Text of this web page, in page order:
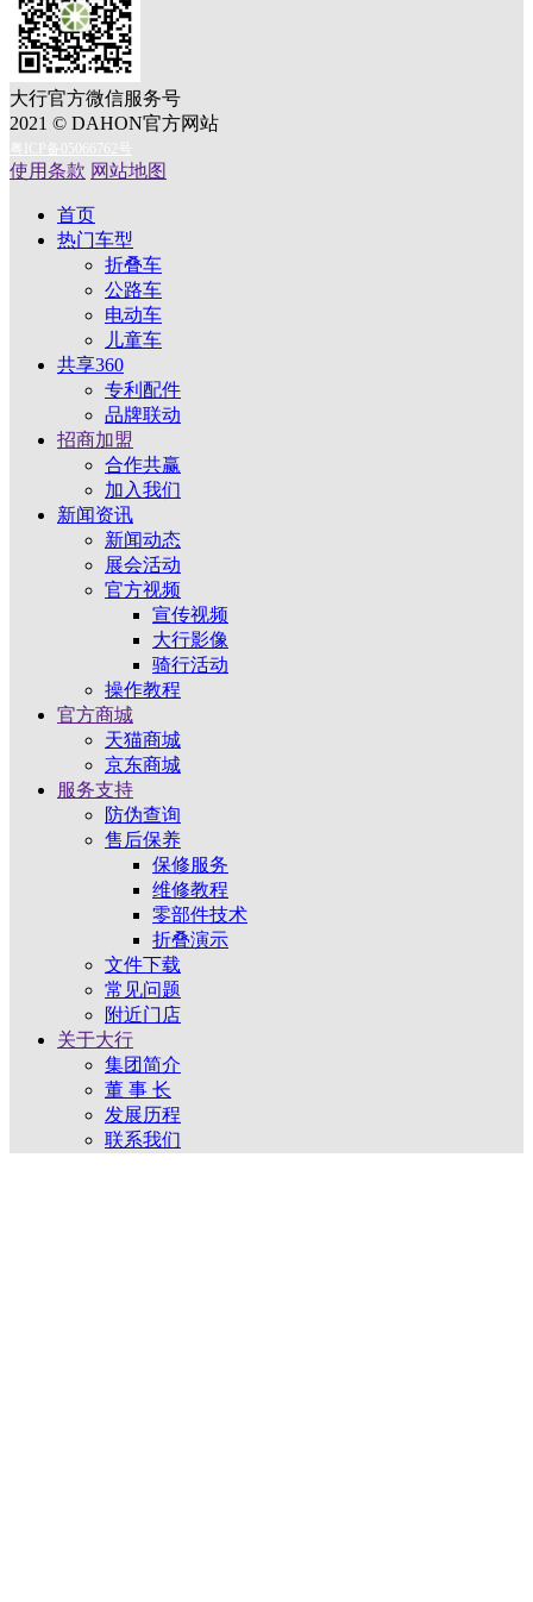
大行官方微信服务号
2021 © DAHON官方网站
粤ICP备05066762号
使用条款 网站地图
首页
热门车型
折叠车
公路车
电动车
儿童车
共享360
专利配件
品牌联动
招商加盟
合作共赢
加入我们
新闻资讯
新闻动态
展会活动
官方视频
宣传视频
大行影像
骑行活动
操作教程
官方商城
天猫商城
京东商城
服务支持
防伪查询
售后保养
保修服务
维修教程
零部件技术
折叠演示
文件下载
常见问题
附近门店
关于大行
集团简介
董 事 长
发展历程
联系我们